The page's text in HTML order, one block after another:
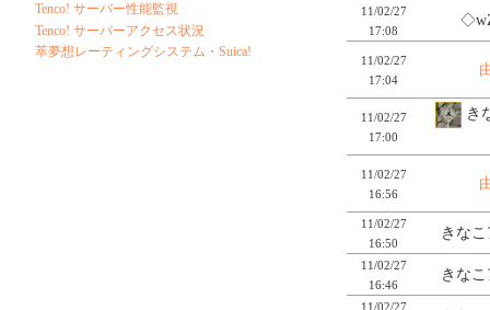
11/02/27
17:08
11/02/27
17:04
11/02/27
17:00
き
11/02/27
16:56
11/02/27
16:50
きな
11/02/27
16:46
きな
11/02/27
Tenco! サーバー性能監視
Tenco! サーバーアクセス状況
萃夢想レーティングシステム・Suica!